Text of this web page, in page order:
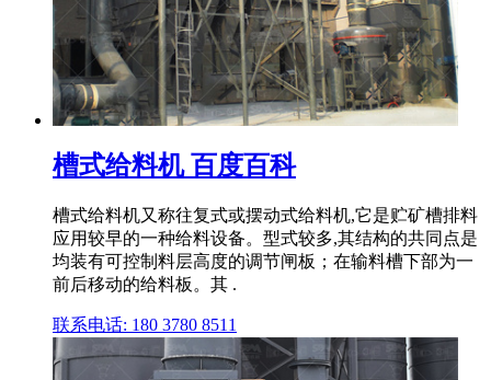
槽式给料机 百度百科
槽式给料机又称往复式或摆动式给料机,它是贮矿槽排料
应用较早的一种给料设备。型式较多,其结构的共同点是
均装有可控制料层高度的调节闸板；在输料槽下部为一
前后移动的给料板。其 .
联系电话: 180 3780 8511